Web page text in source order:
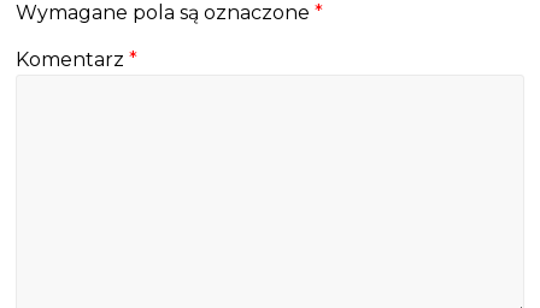
Wymagane pola są oznaczone*
Komentarz*